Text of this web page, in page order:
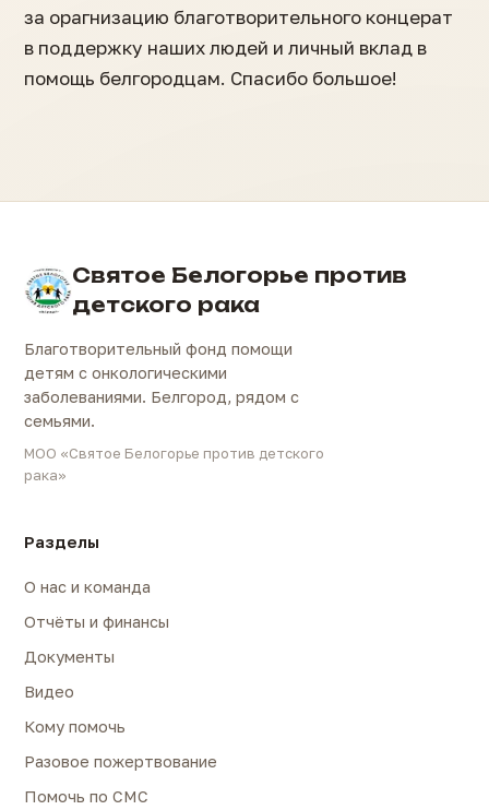
за орагнизацию благотворительного концерат
в поддержку наших людей и личный вклад в
помощь белгородцам. Спасибо большое!
Святое Белогорье против
детского рака
Благотворительный фонд помощи
детям с онкологическими
заболеваниями. Белгород, рядом с
семьями.
МОО «Святое Белогорье против детского
рака»
Разделы
О нас и команда
Отчёты и финансы
Документы
Видео
Кому помочь
Разовое пожертвование
Помочь по СМС